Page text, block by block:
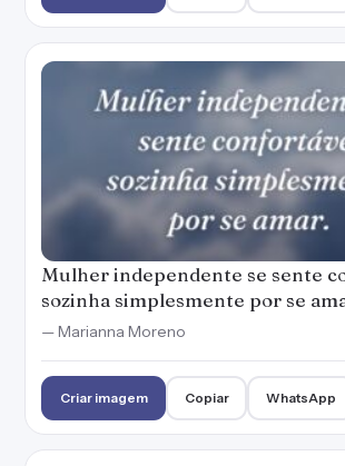
Mulher independente se sente
sozinha simplesmente por se
— Marianna Moreno
Criar imagem Copiar WhatsApp